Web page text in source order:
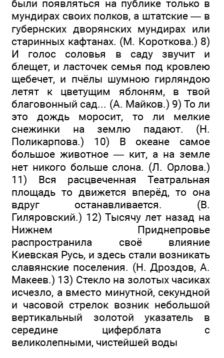
были появляться на публике только в
мундирах своих полков, а штатские — в
губернских дворянских мундирах или
старинных кафтанах. (М. Короткова.) 8)
И голос соловья в саду звучит и
блещет, и ласточек семья под кровлею
щебечет, и пчёлы шумною гирляндою
летят к цветущим яблоням, в твой
благовонный сад... (А. Майков.) 9) То ли
это дождь моросит, то ли мелкие
снежинки на землю падают. (Н.
Поликарпова.) 10) В океане самое
большое животное — кит, а на земле
нет никого больше слона. (Л. Орлова.)
11) Вся расцвеченная Театральная
площадь то движется вперёд, то она
вдруг останавливается. (В.
Гиляровский.) 12) Тысячу лет назад на
Нижнем Приднепровье
распространила своё влияние
Киевская Русь, и здесь стали возникать
славянские поселения. (Н. Дроздов, А.
Макеев.) 13) Стекло на золотых часиках
исчезло, а вместо минутной, секундной
и часовой стрелок возник небольшой
вертикальный золотой указатель в
середине циферблата с
великолепными, чистейшей воды